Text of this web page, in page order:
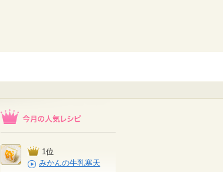
1位
みかんの牛乳寒天